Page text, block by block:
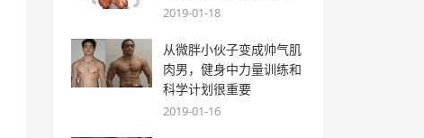
2019-01-18
从微胖小伙子变成帅气肌
肉男，健身中力量训练和
科学计划很重要
2019-01-16